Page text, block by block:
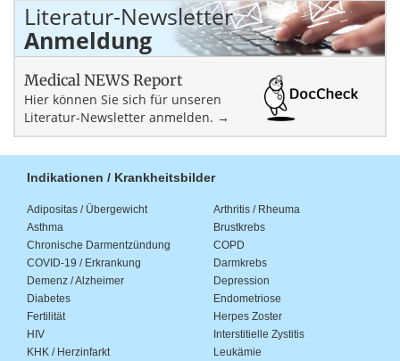
Literatur-Newsletter
Anmeldung
Medical NEWS Report
Hier können Sie sich für unseren
Literatur-Newsletter anmelden. →
Indikationen / Krankheitsbilder
Adipositas / Übergewicht
Arthritis / Rheuma
Asthma
Brustkrebs
Chronische Darmentzündung
COPD
COVID-19 / Erkrankung
Darmkrebs
Demenz / Alzheimer
Depression
Diabetes
Endometriose
Fertilität
Herpes Zoster
HIV
Interstitielle Zystitis
KHK / Herzinfarkt
Leukämie